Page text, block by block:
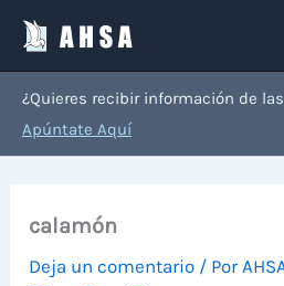
contenido
¿Quieres recibir información de
Apúntate Aquí
calamón
Deja un comentario / Por